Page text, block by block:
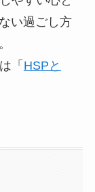
い過ごし方
「 HSPと